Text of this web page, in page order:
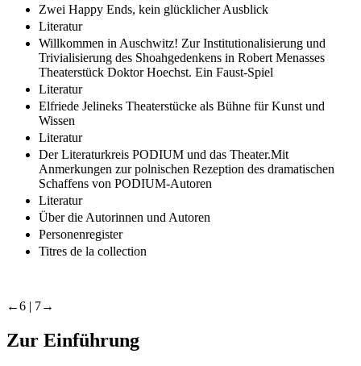
Zwei Happy Ends, kein glücklicher Ausblick
Literatur
Willkommen in Auschwitz! Zur Institutionalisierung und
Trivialisierung des Shoahgedenkens in Robert Menasses
Theaterstück Doktor Hoechst. Ein Faust-Spiel
Literatur
Elfriede Jelineks Theaterstücke als Bühne für Kunst und
Wissen
Literatur
Der Literaturkreis PODIUM und das Theater.Mit
Anmerkungen zur polnischen Rezeption des dramatischen
Schaffens von PODIUM-Autoren
Literatur
Über die Autorinnen und Autoren
Personenregister
Titres de la collection
←6 | 7→
Zur Einführung